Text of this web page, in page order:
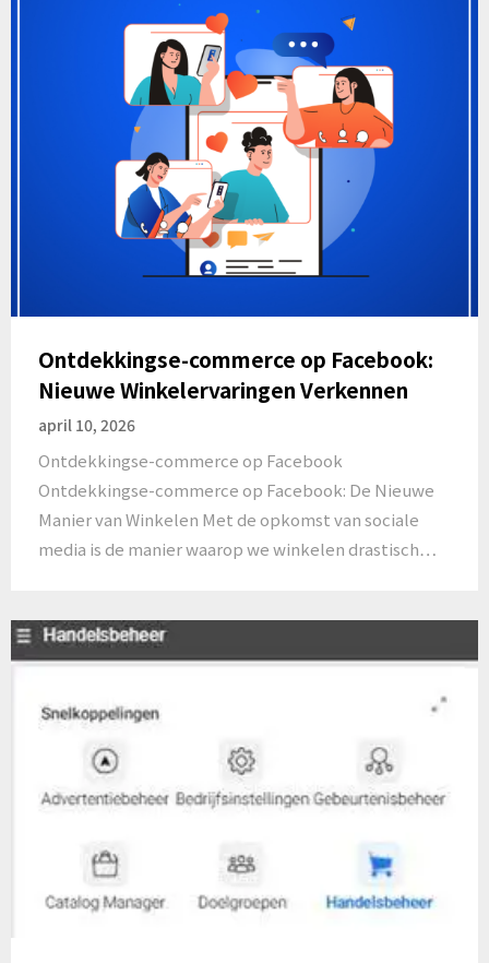
Ontdekkingse-commerce op Facebook:
Nieuwe Winkelervaringen Verkennen
april 10, 2026
Ontdekkingse-commerce op Facebook
Ontdekkingse-commerce op Facebook: De Nieuwe
Manier van Winkelen Met de opkomst van sociale
media is de manier waarop we winkelen drastisch…